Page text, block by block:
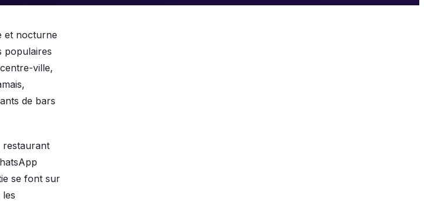
et nocturne
populaires
ville,
de bars
restaurant
se font sur